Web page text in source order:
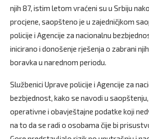
njih 87, istim letom vraćeni su u Srbiju
procjene, saopšteno je u zajedničjkom
policije i Agencije za nacionalnu
inicirano i donošenje rješenja o zabrani
boravka u narednom periodu.
Službenici Uprave policije i Agencije za
bezbjednost, kako se navodi u
operativne i obavještajne podatke koji
na to da se radi o osobama čije bi